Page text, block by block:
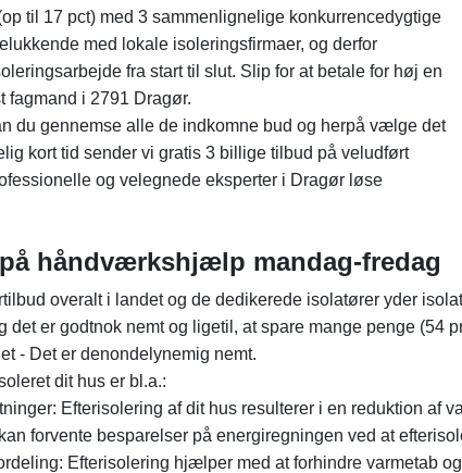
til 17 pct) med 3 sammenlignelige konkurrencedygtige
med lokale isoleringsfirmaer, og derfor
fra start til slut. Slip for at betale for høj en
fagmand i 2791 Dragør.
du gennemse alle de indkomne bud og herpå vælge det
kort tid sender vi gratis 3 billige tilbud på veludført
og velegnede eksperter i Dragør løse
håndværkshjælp mandag-fredag
overalt i landet og de dedikerede isolatører yder
det er godtnok nemt og ligetil, at spare mange penge (54
- Det er denondelynemig nemt.
dit hus er bl.a.:
Efterisolering af dit hus resulterer i en reduktion af
forvente besparelser på energiregningen ved at
Efterisolering hjælper med at forhindre varmetab